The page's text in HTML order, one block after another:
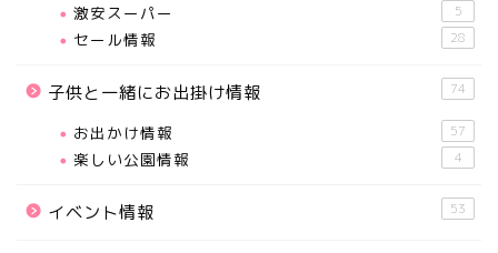
激安スーパー 5
セール情報 28
子供と一緒にお出掛け情報 74
お出かけ情報 57
楽しい公園情報 4
イベント情報 53